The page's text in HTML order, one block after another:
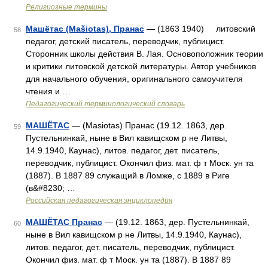
Религиозные термины
58 Машётас (Mašiotas), Пранас — (1863 1940) литовский
педагог, детский писатель, переводчик, публицист.
Сторонник школы действия В. Лая. Основоположник теории
и критики литовской детской литературы. Автор учебников
для начального обучения, оригинального самоучителя
чтения и …
Педагогический терминологический словарь
59 МАШЁТАС — (Masiotas) Пранас (19.12. 1863, дер.
Пустельнинкай, ныне в Вил кавищском р не Литвы,
14.9.1940, Каунас), литов. педагог, дет. писатель,
переводчик, публицист. Окончил физ. мат. ф т Моск. ун та
(1887). В 1887 89 служащий в Ломже, с 1889 в Риге
(в&#8230; …
Российская педагогическая энциклопедия
60 МАШЁТАС Пранас — (19.12. 1863, дер. Пустельнинкай,
ныне в Вил кавищском р не Литвы, 14.9.1940, Каунас),
литов. педагог, дет. писатель, переводчик, публицист.
Окончил физ. мат. ф т Моск. ун та (1887). В 1887 89